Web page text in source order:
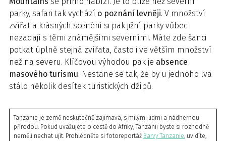
parky, safari tak vychází o poznání levněji. V množství
zvířat a krásných scenérií si pak jižní parky vůbec
nezadají s těmi známějšími severními. Máte zde šanci
potkat úplně stejná zvířata, často i ve větším množství
než na severu. Klíčovou výhodou pak je absence
masového turismu. Nestane se tak, že by u jednoho lva
stálo několik desítek turistických džípů.
Tanzánie je země neskutečně zajímavá, s milými lidmi a nádhernou
přírodou. Pokud uvažujete o cestě do Afriky, Tanzánii byste si rozhodně
neměli nechat ujít. Prohlédněte si fotoreportáž Barvy Tanzanie, uvidíte,